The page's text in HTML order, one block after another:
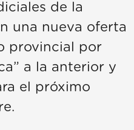
de la
una nueva oferta
provincial por
a la anterior y
el próximo